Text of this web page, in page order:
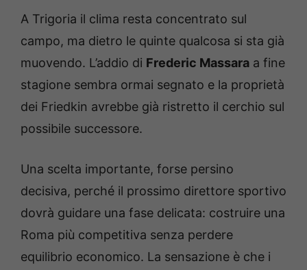
A Trigoria il clima resta concentrato sul
campo, ma dietro le quinte qualcosa si sta già
muovendo. L’addio di Frederic Massara a fine
stagione sembra ormai segnato e la proprietà
dei Friedkin avrebbe già ristretto il cerchio sul
possibile successore.
Una scelta importante, forse persino
decisiva, perché il prossimo direttore sportivo
dovrà guidare una fase delicata: costruire una
Roma più competitiva senza perdere
equilibrio economico. La sensazione è che i